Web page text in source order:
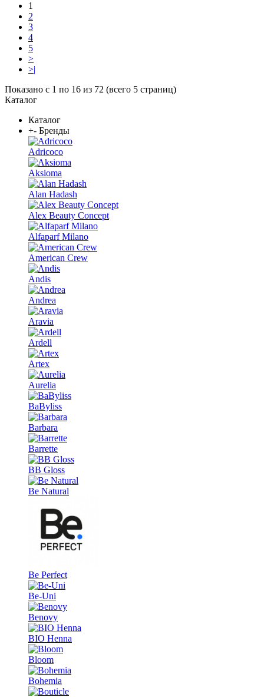
1
2
3
4
5
>
>|
Показано с 1 по 16 из 72 (всего 5 страниц)
Каталог
Каталог
+- Бренды
Adricoco
Aksioma
Alan Hadash
Alex Beauty Concept
Alfaparf Milano
American Crew
Andis
Andrea
Aravia
Ardell
Artex
Aurelia
BaByliss
Barbara
Barrette
BB Gloss
Be Natural
Be Perfect
Be-Uni
Benovy
BIO Henna
Bloom
Bohemia